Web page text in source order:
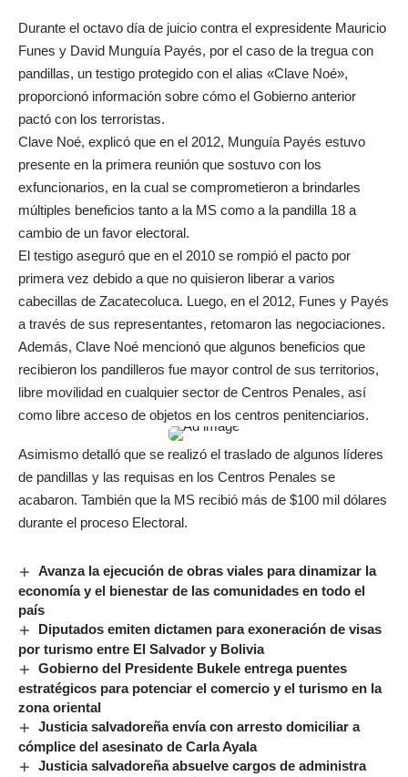
Durante el octavo día de juicio contra el expresidente Mauricio
Funes y David Munguía Payés, por el caso de la tregua con
pandillas, un testigo protegido con el alias «Clave Noé»,
proporcionó información sobre cómo el Gobierno anterior
pactó con los terroristas.
Clave Noé, explicó que en el 2012, Munguía Payés estuvo
presente en la primera reunión que sostuvo con los
exfuncionarios, en la cual se comprometieron a brindarles
múltiples beneficios tanto a la MS como a la pandilla 18 a
cambio de un favor electoral.
El testigo aseguró que en el 2010 se rompió el pacto por
primera vez debido a que no quisieron liberar a varios
cabecillas de Zacatecoluca. Luego, en el 2012, Funes y Payés
a través de sus representantes, retomaron las negociaciones.
Además, Clave Noé mencionó que algunos beneficios que
recibieron los pandilleros fue mayor control de sus territorios,
libre movilidad en cualquier sector de Centros Penales, así
como libre acceso de objetos en los centros penitenciarios.
Asimismo detalló que se realizó el traslado de algunos líderes
de pandillas y las requisas en los Centros Penales se
acabaron. También que la MS recibió más de $100 mil dólares
durante el proceso Electoral.
Avanza la ejecución de obras viales para dinamizar la
economía y el bienestar de las comunidades en todo el
país
Diputados emiten dictamen para exoneración de visas
por turismo entre El Salvador y Bolivia
Gobierno del Presidente Bukele entrega puentes
estratégicos para potenciar el comercio y el turismo en la
zona oriental
Justicia salvadoreña envía con arresto domiciliar a
cómplice del asesinato de Carla Ayala
Justicia salvadoreña absuelve cargos de administra